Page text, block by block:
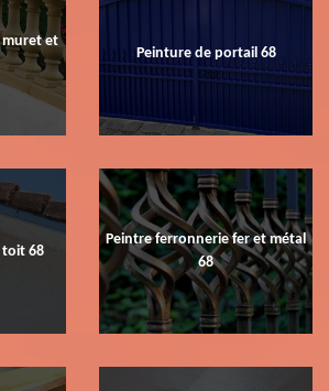
muret et
Peinture de portail 68
toit 68
Peintre ferronnerie fer et métal
68